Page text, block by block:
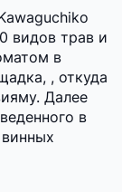
видов трав и
в
, откуда
Далее
в